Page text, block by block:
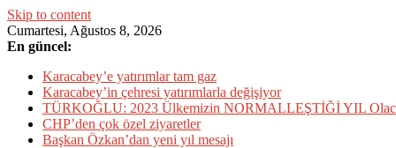
Skip to content
Cumartesi, Ağustos 8, 2026
En güncel:
Karacabey’e yatırımlar tam gaz
Karacabey’in çehresi yatırımlarla değişiyor
TÜRKOĞLU: 2023 Ülkemizin NORMALLEŞTİĞİ YIL
CHP’den çok özel ziyaretler
Başkan Özkan’dan yeni yıl mesajı